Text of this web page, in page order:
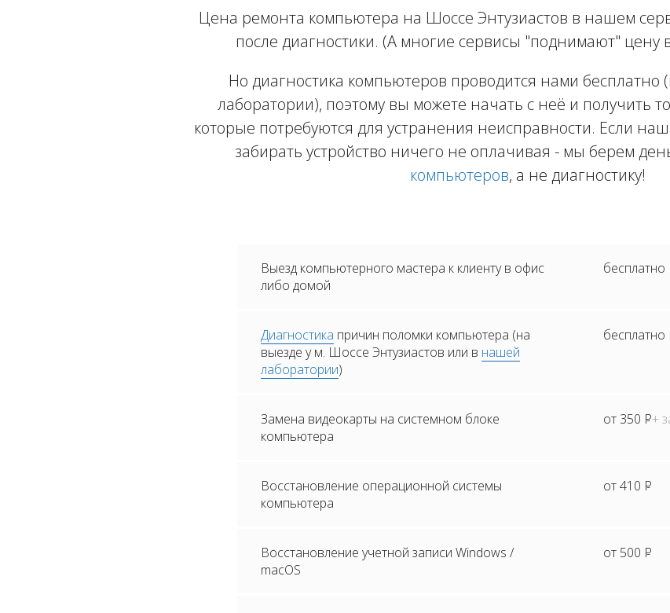
Цена ремонта компьютера на Шоссе Энтузиастов в нашем
после диагностики. (А многие сервисы "поднимают" цену
Но диагностика компьютеров проводится нами бесплатно
лаборатории), поэтому вы можете начать с неё и получить
которые потребуются для устранения неисправности. Если
забирать устройство ничего не оплачивая - мы берем
компьютеров, а не диагностику!
Выезд компьютерного мастера к клиенту в офис
либо домой
бесплатно
Диагностика причин поломки компьютера (на
выезде у м. Шоссе Энтузиастов или в нашей
лаборатории)
бесплатно
Замена видеокарты на системном блоке
компьютера
от 350 Р+
Восстановление операционной системы
компьютера
от 410 Р
Восстановление учетной записи Windows /
macOS
от 500 Р